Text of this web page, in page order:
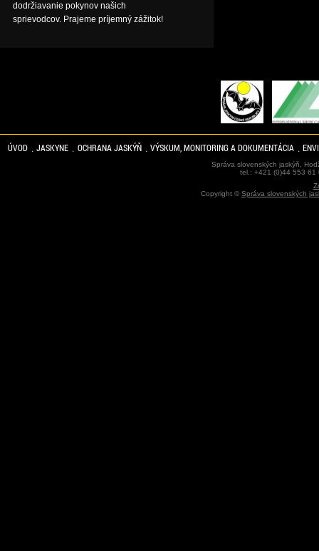
dodržiavanie pokynov našich
sprievodcov. Prajeme príjemný zážitok!
ÚVOD JASKYNE OCHRANA JASKÝŇ VÝSKUM, MONITORING A DOKUMENTÁCIA
Správa slovenských jaskýň,
tel.: +421 (0)44 553
Copyright ©Správa slovenských